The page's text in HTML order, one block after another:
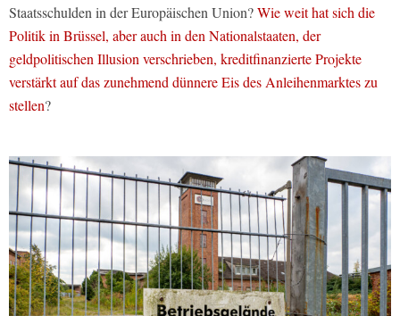
Staatsschulden in der Europäischen Union?Wie weit hat sich die
Politik in Brüssel, aber auch in den Nationalstaaten, der
geldpolitischen Illusion verschrieben, kreditfinanzierte Projekte
verstärkt auf das zunehmend dünnere Eis des Anleihenmarktes zu
stellen?